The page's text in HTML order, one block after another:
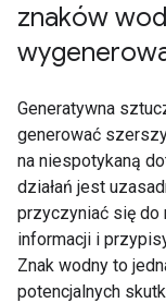
znaków
Generatywna
generować
na niespotykaną
działań jest
przyczyniać się do
informacji i
Znak wodny to
potencjalnych